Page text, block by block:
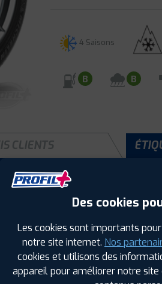
4 Saisons
B B
CLIENTS
4 Saisons
Largeur :225
Hauteur :55
Diamètre :18
Charge :102
Des cookies
Les cookies sont importants
notre site internet. Nos
cookies et utilisons des
appareil pour améliorer notre